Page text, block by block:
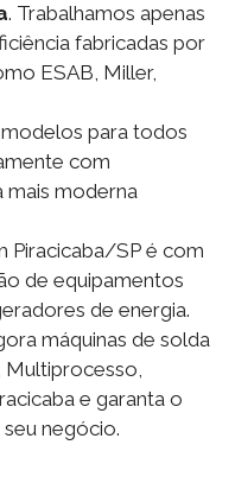
. Trabalhamos apenas
fabricadas por
ESAB, Miller,
para todos
com
mais moderna
Piracicaba/SP é com
de equipamentos
de energia.
máquinas de solda
Multiprocesso,
e garanta o
negócio.